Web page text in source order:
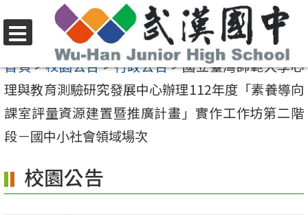
至
要
內
容
選
單
首頁>校園公告>行政公告>國立臺灣師範大學心
理與教育測驗研究發展中心辦理112年度「素養導向
課室評量資源建置暨推廣計畫」實作工作坊第二階
段－國中小社會領域場次
校園公告